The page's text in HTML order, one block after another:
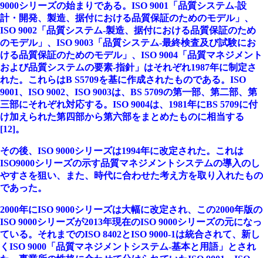
9000シリーズの始まりである。ISO 9001「品質システム-設
計・開発、製造、据付における品質保証のためのモデル」、
ISO 9002「品質システム-製造、据付における品質保証のため
のモデル」、ISO 9003「品質システム-最終検査及び試験にお
ける品質保証のためのモデル」、ISO 9004「品質マネジメント
および品質システムの要素-指針」はそれぞれ1987年に制定さ
れた。これらはB S5709を基に作成されたものである。ISO
9001、ISO 9002、ISO 9003は、BS 5709の第一部、第二部、第
三部にそれぞれ対応する。ISO 9004は、1981年にBS 5709に付
け加えられた第四部から第六部をまとめたものに相当する
[12]。
その後、ISO 9000シリーズは1994年に改定された。これは
ISO9000シリーズの示す品質マネジメントシステムの導入のし
やすさを狙い、また、時代に合わせた考え方を取り入れたもの
であった。
2000年にISO 9000シリーズは大幅に改定され、この2000年版の
ISO 9000シリーズが2013年現在のISO 9000シリーズの元になっ
ている。それまでのISO 8402とISO 9000-1は統合されて、新し
くISO 9000「品質マネジメントシステム-基本と用語」とされ